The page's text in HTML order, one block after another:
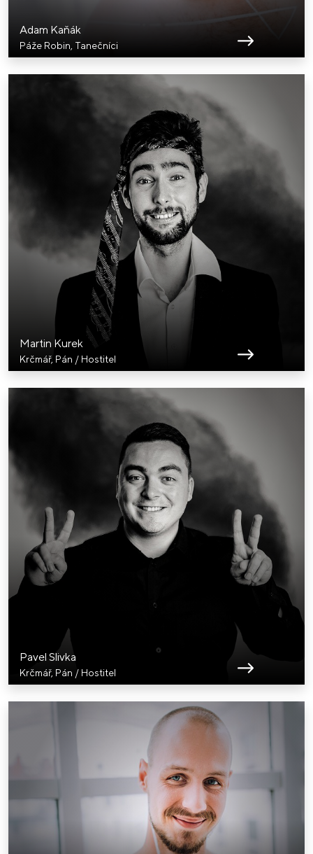
Adam Kaňák
Páže Robin, Tanečníci
Martin Kurek
Krčmář, Pán / Hostitel
Pavel Slivka
Krčmář, Pán / Hostitel